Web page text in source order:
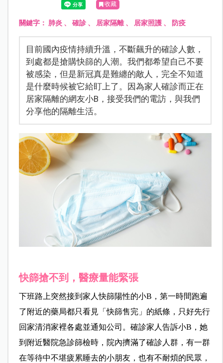
收藏
關鍵字： 肺炎 、 確診、 居家隔離、 居家照護、 防疫
目前國內疫情持續升溫，不斷飆升的確診人數，
到處都是搶購快篩的人潮。我們都希望自己不要
被感染，但是新冠真是難纏的敵人，完全不知道
是什麼時候被它給盯上了。因為家人確診而正在
居家隔離的網友小B，接受我們的電訪，與我們
分享他的隔離生活。
快篩搶不到，醫療量能緊張
下班路上突然接到家人快篩陽性的小B，第一時間跑遍
了附近的藥局都只看見「快篩售完」的紙條，只好先行
回家清消家裡各處並通知公司。確診家人告訴小B，她
到附近醫院急診篩檢時，院內擠滿了確診人群，有一群
在等待中不堪疲累睡去的小朋友，也有不耐煩的民眾，